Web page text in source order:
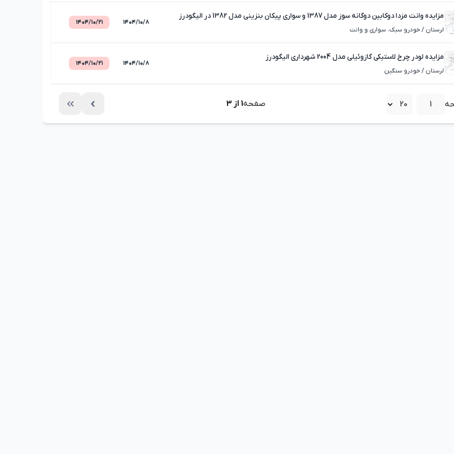
مزایده وانت مزدا دوکابین دوگانه سوز مدل 1387 و سواری پیکان بنزینی مدل 1382 در الیگودرز
لرستان /خودرو سبک، سواری و وانت
۱۴۰۴/۱۰/۸ ۱۴۰۴/۱۰/۲۱
مزایده لودر چرخ لاستیکی گازوئیلی مدل 2004 شهرداری الیگودرز
لرستان /خودرو سنگین
۱۴۰۴/۱۰/۸ ۱۴۰۴/۱۰/۲۱
صفحه1 از 3